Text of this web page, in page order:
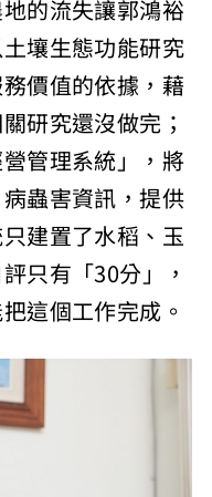
壤生態功能研究
價值的依據，藉
研究還沒做完；
管理系統」，將
蟲害資訊，提供
建置了水稻、玉
只有「30分」，
這個工作完成。